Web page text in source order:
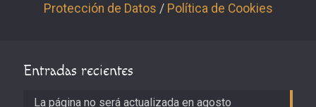
Protección de Datos / Política de Cookies
Entradas recientes
La página no será actualizada en agosto